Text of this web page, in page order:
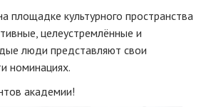
площадке культурного пространства
целеустремлённые и
люди представляют свои
номинациях.
академии!